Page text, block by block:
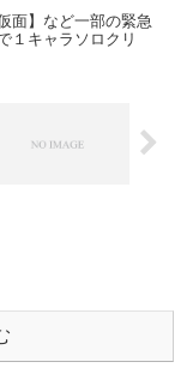
面】など一部の緊急
１キャラソロクリ